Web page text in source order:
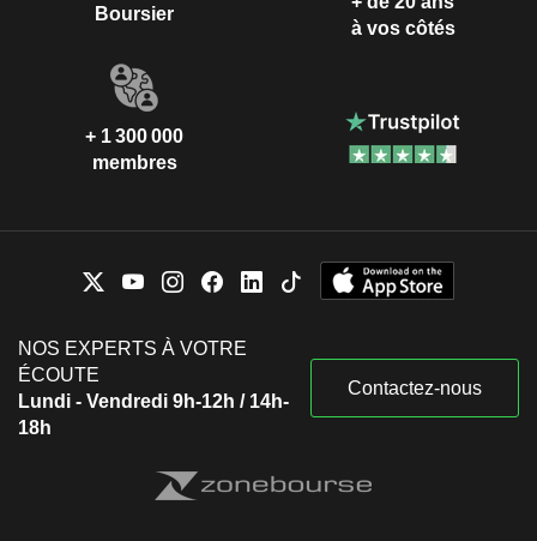
Boursier
à vos côtés
+ 1 300 000
membres
NOS EXPERTS À VOTRE
ÉCOUTE
Lundi - Vendredi 9h-12h / 14h-
18h
Contactez-nous